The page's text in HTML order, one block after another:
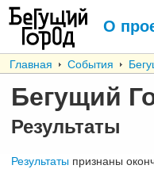
О
Главная События
Бегущий
Результаты
Результаты признаны